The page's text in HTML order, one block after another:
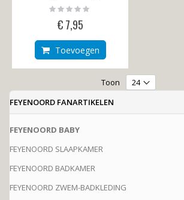
Rating:
0%
€ 7,95
Toevoegen
Toon
FEYENOORD FANARTIKELEN
FEYENOORD BABY
FEYENOORD SLAAPKAMER
FEYENOORD BADKAMER
FEYENOORD ZWEM-BADKLEDING